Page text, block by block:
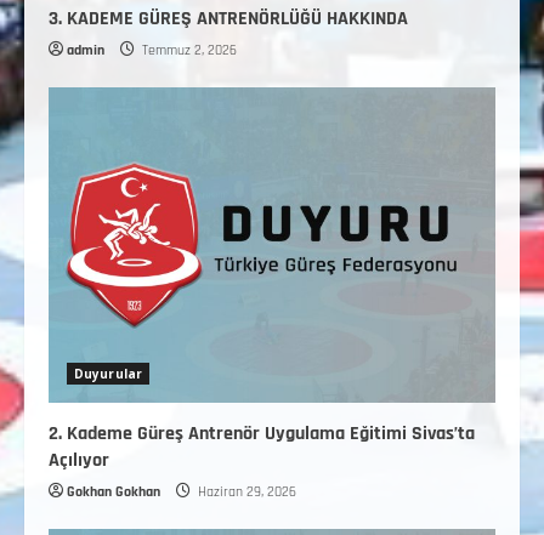
3. KADEME GÜREŞ ANTRENÖRLÜĞÜ HAKKINDA
admin Temmuz 2, 2026
Duyurular
2. Kademe Güreş Antrenör Uygulama Eğitimi Sivas’ta
Açılıyor
Gokhan Gokhan Haziran 29, 2026